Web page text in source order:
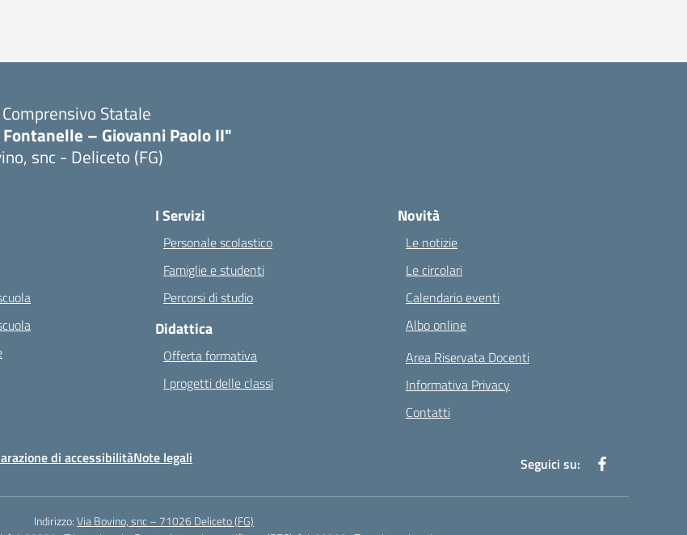
Statale
– Giovanni Paolo II"
snc - Deliceto (FG)
I Servizi
Personale scolastico
Famiglie e studenti
Percorsi di studio
Didattica
Offerta formativa
I progetti delle classi
Novità
Le notizie
Le circolari
Calendario eventi
Albo online
Area Riservata Docenti
Informativa Privacy
Contatti
di accessibilitàNote legali Seguici su:
Indirizzo:Via Bovino, snc – 71026 Deliceto (FG)